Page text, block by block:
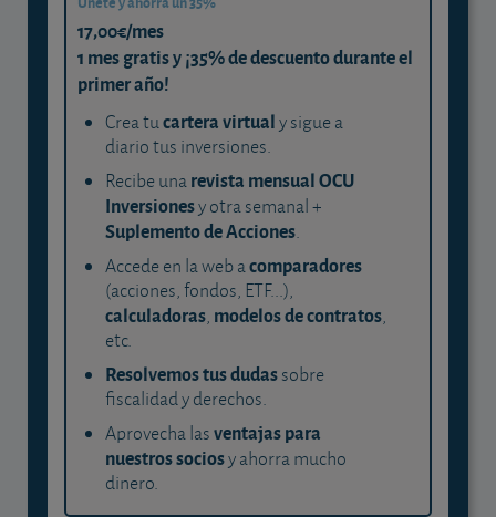
17,00€/mes
1 mes gratis y ¡35% de descuento durante el
primer año!
Crea tucartera virtualy sigue a
diario tus inversiones.
Recibe unarevista mensual OCU
Inversionesy otra semanal +
Suplemento de Acciones.
Accede en la web acomparadores
(acciones, fondos, ETF...),
calculadoras, modelos de contratos,
etc.
Resolvemos tus dudassobre
fiscalidad y derechos.
Aprovecha lasventajas para
nuestros sociosy ahorra mucho
dinero.